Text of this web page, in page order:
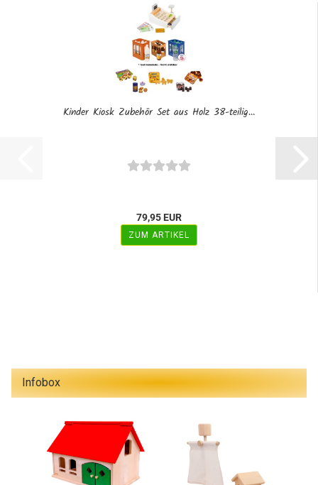
Kinder Kiosk Zubehör Set aus Holz 38-teilig...
79,95 EUR
ZUM ARTIKEL
Infobox